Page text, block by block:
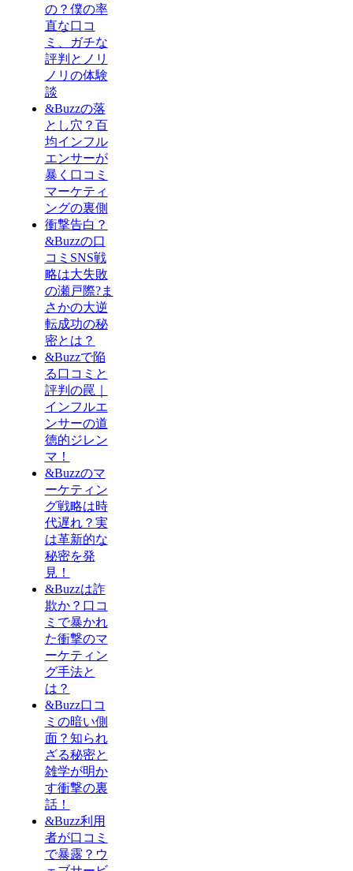
の？僕の率
直な口コ
ミ、ガチな
評判とノリ
ノリの体験
談
&Buzzの落
とし穴？百
均インフル
エンサーが
暴く口コミ
マーケティ
ングの裏側
衝撃告白？
&Buzzの口
コミSNS戦
略は大失敗
の瀬戸際?ま
さかの大逆
転成功の秘
密とは？
&Buzzで陥
る口コミと
評判の罠｜
インフルエ
ンサーの道
徳的ジレン
マ！
&Buzzのマ
ーケティン
グ戦略は時
代遅れ？実
は革新的な
秘密を発
見！
&Buzzは詐
欺か？口コ
ミで暴かれ
た衝撃のマ
ーケティン
グ手法と
は？
&Buzz口コ
ミの暗い側
面？知られ
ざる秘密と
雑学が明か
す衝撃の裏
話！
&Buzz利用
者が口コミ
で暴露？ウ